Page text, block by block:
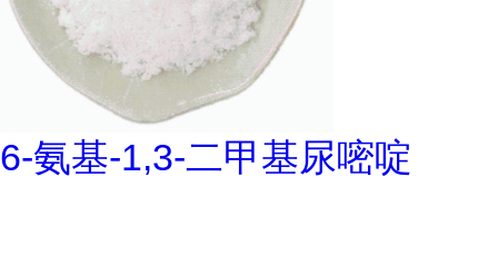
6-氨基-1,3-二甲基尿嘧啶